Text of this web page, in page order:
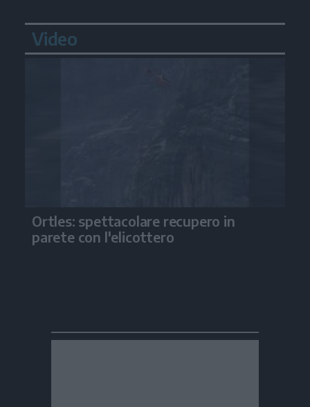
Video
Ortles: spettacolare recupero in
parete con l'elicottero